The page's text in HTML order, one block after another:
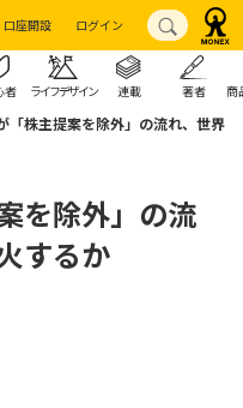
口座開設 ログイン
者 ライフデザイン 連載 著者 商
「株主提案を除外」の流れ、世界
を除外」の流
するか